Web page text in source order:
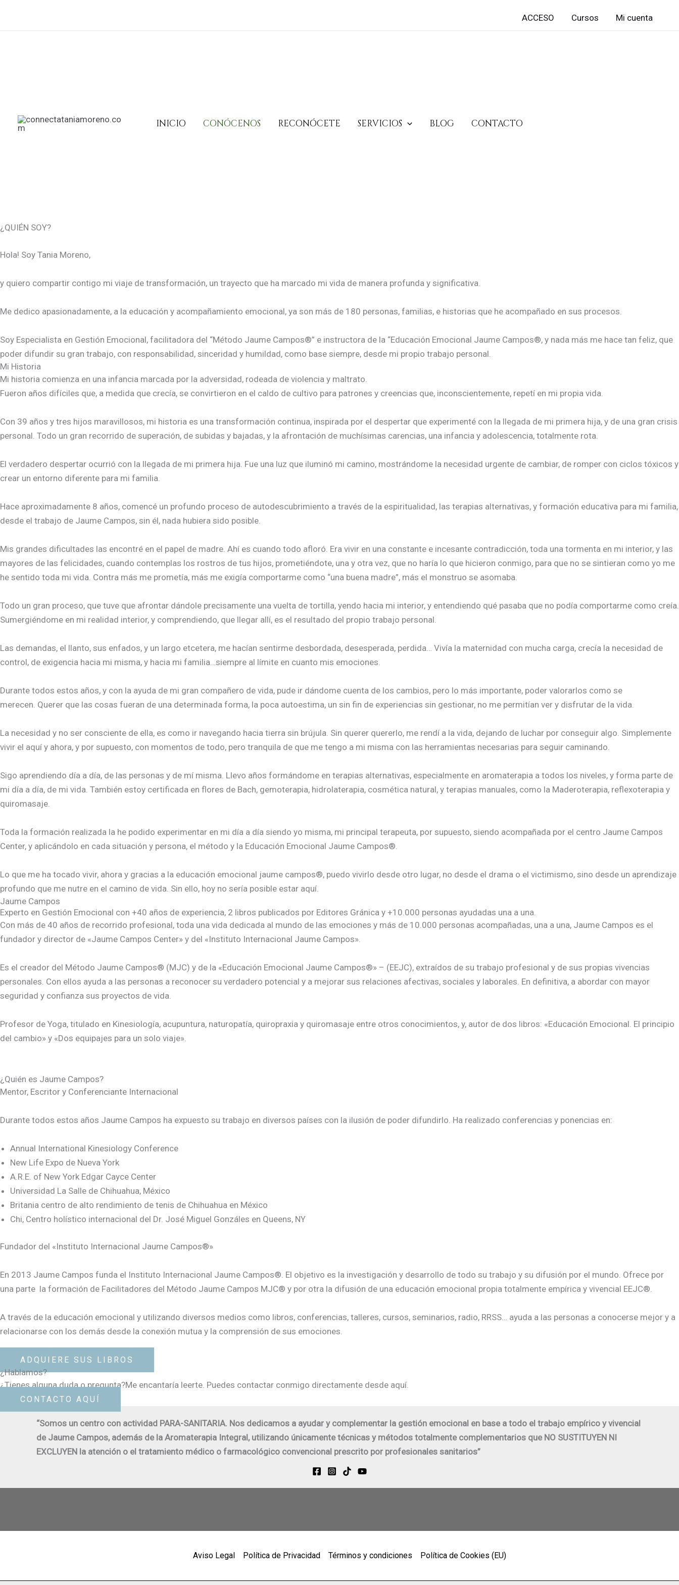
ACCESO Cursos Mi cuenta
INICIO CONÓCENOS RECONÓCETE SERVICIOS BLOG CONTACTO
¿QUIÉN SOY?
Hola! Soy Tania Moreno,
y quiero compartir contigo mi viaje de transformación, un trayecto que ha marcado mi vida de manera profunda y significativa.
Me dedico apasionadamente, a la educación y acompañamiento emocional, ya son más de 180 personas, familias, e historias que he acompañado en sus procesos.
Soy Especialista en Gestión Emocional, facilitadora del “Método Jaume Campos®” e instructora de la “Educación Emocional Jaume Campos®, y nada más me hace tan feliz, que
poder difundir su gran trabajo, con responsabilidad, sinceridad y humildad, como base siempre, desde mi propio trabajo personal.
Mi Historia
Mi historia comienza en una infancia marcada por la adversidad, rodeada de violencia y maltrato.
Fueron años difíciles que, a medida que crecía, se convirtieron en el caldo de cultivo para patrones y creencias que, inconscientemente, repetí en mi propia vida.
Con 39 años y tres hijos maravillosos, mi historia es una transformación continua, inspirada por el despertar que experimenté con la llegada de mi primera hija, y de una gran crisis
personal. Todo un gran recorrido de superación, de subidas y bajadas, y la afrontación de muchísimas carencias, una infancia y adolescencia, totalmente rota.
El verdadero despertar ocurrió con la llegada de mi primera hija. Fue una luz que iluminó mi camino, mostrándome la necesidad urgente de cambiar, de romper con ciclos tóxicos y
crear un entorno diferente para mi familia.
Hace aproximadamente 8 años, comencé un profundo proceso de autodescubrimiento a través de la espiritualidad, las terapias alternativas, y formación educativa para mi familia,
desde el trabajo de Jaume Campos, sin él, nada hubiera sido posible.
Mis grandes dificultades las encontré en el papel de madre. Ahí es cuando todo afloró. Era vivir en una constante e incesante contradicción, toda una tormenta en mi interior, y las
mayores de las felicidades, cuando contemplas los rostros de tus hijos, prometiéndote, una y otra vez, que no haría lo que hicieron conmigo, para que no se sintieran como yo me
he sentido toda mi vida. Contra más me prometía, más me exigía comportarme como “una buena madre”, más el monstruo se asomaba.
Todo un gran proceso, que tuve que afrontar dándole precisamente una vuelta de tortilla, yendo hacia mi interior, y entendiendo qué pasaba que no podía comportarme como creía.
Sumergiéndome en mi realidad interior, y comprendiendo, que llegar allí, es el resultado del propio trabajo personal.
Las demandas, el llanto, sus enfados, y un largo etcetera, me hacían sentirme desbordada, desesperada, perdida… Vivía la maternidad con mucha carga, crecía la necesidad de
control, de exigencia hacia mi misma, y hacia mi familia…siempre al límite en cuanto mis emociones.
Durante todos estos años, y con la ayuda de mi gran compañero de vida, pude ir dándome cuenta de los cambios, pero lo más importante, poder valorarlos como se
merecen. Querer que las cosas fueran de una determinada forma, la poca autoestima, un sin fin de experiencias sin gestionar, no me permitían ver y disfrutar de la vida.
La necesidad y no ser consciente de ella, es como ir navegando hacia tierra sin brújula. Sin querer quererlo, me rendí a la vida, dejando de luchar por conseguir algo. Simplemente
vivir el aquí y ahora, y por supuesto, con momentos de todo, pero tranquila de que me tengo a mi misma con las herramientas necesarias para seguir caminando.
Sigo aprendiendo día a día, de las personas y de mí misma. Llevo años formándome en terapias alternativas, especialmente en aromaterapia a todos los niveles, y forma parte de
mi día a día, de mi vida. También estoy certificada en flores de Bach, gemoterapia, hidrolaterapia, cosmética natural, y terapias manuales, como la Maderoterapia, reflexoterapia y
quiromasaje.
Toda la formación realizada la he podido experimentar en mi día a día siendo yo misma, mi principal terapeuta, por supuesto, siendo acompañada por el centro Jaume Campos
Center, y aplicándolo en cada situación y persona, el método y la Educación Emocional Jaume Campos®.
Lo que me ha tocado vivir, ahora y gracias a la educación emocional jaume campos®, puedo vivirlo desde otro lugar, no desde el drama o el victimismo, sino desde un aprendizaje
profundo que me nutre en el camino de vida. Sin ello, hoy no sería posible estar aquí.
Jaume Campos
Experto en Gestión Emocional con +40 años de experiencia, 2 libros publicados por Editores Gránica y +10.000 personas ayudadas una a una.
Con más de 40 años de recorrido profesional, toda una vida dedicada al mundo de las emociones y más de 10.000 personas acompañadas, una a una, Jaume Campos es el
fundador y director de «Jaume Campos Center» y del «Instituto Internacional Jaume Campos».
Es el creador del Método Jaume Campos® (MJC) y de la «Educación Emocional Jaume Campos®» – (EEJC), extraídos de su trabajo profesional y de sus propias vivencias
personales. Con ellos ayuda a las personas a reconocer su verdadero potencial y a mejorar sus relaciones afectivas, sociales y laborales. En definitiva, a abordar con mayor
seguridad y confianza sus proyectos de vida.
Profesor de Yoga, titulado en Kinesiología, acupuntura, naturopatía, quiropraxia y quiromasaje entre otros conocimientos, y, autor de dos libros: «Educación Emocional. El principio
del cambio» y «Dos equipajes para un solo viaje».
¿Quién es Jaume Campos?
Mentor, Escritor y Conferenciante Internacional
Durante todos estos años Jaume Campos ha expuesto su trabajo en diversos países con la ilusión de poder difundirlo. Ha realizado conferencias y ponencias en:
Annual International Kinesiology Conference
New Life Expo de Nueva York
A.R.E. of New York Edgar Cayce Center
Universidad La Salle de Chihuahua, México
Britania centro de alto rendimiento de tenis de Chihuahua en México
Chi, Centro holístico internacional del Dr. José Miguel Gonzáles en Queens, NY
Fundador del «Instituto Internacional Jaume Campos®»
En 2013 Jaume Campos funda el Instituto Internacional Jaume Campos®. El objetivo es la investigación y desarrollo de todo su trabajo y su difusión por el mundo. Ofrece por
una parte la formación de Facilitadores del Método Jaume Campos MJC® y por otra la difusión de una educación emocional propia totalmente empírica y vivencial EEJC®.
A través de la educación emocional y utilizando diversos medios como libros, conferencias, talleres, cursos, seminarios, radio, RRSS… ayuda a las personas a conocerse mejor y a
relacionarse con los demás desde la conexión mutua y la comprensión de sus emociones.
ADQUIERE SUS LIBROS
¿Hablamos?
¿Tienes alguna duda o pregunta?Me encantaría leerte. Puedes contactar conmigo directamente desde aquí.
CONTACTO AQUÍ
“Somos un centro con actividad PARA-SANITARIA. Nos dedicamos a ayudar y complementar la gestión emocional en base a todo el trabajo empírico y vivencial
de Jaume Campos, además de la Aromaterapia Integral, utilizando únicamente técnicas y métodos totalmente complementarios que NO SUSTITUYEN NI
EXCLUYEN la atención o el tratamiento médico o farmacológico convencional prescrito por profesionales sanitarios”
Aviso Legal Política de Privacidad Términos y condiciones Política de Cookies (EU)